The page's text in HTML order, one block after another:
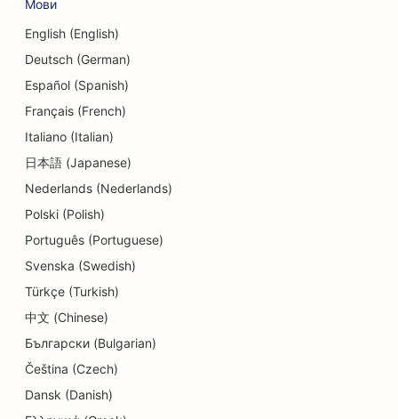
SEO для танцювальних студій
SEO для послуг дермабразії
SEO для делікатесів
SEO для стоматологічних клінік
SEO для магазинів деталей
SEO для ресторанів
SEO для кексових магазинів
за дітьми
SEO для магазинів пончиків
SEO для електриків
Мови
English (English)
Deutsch (German)
Español (Spanish)
Français (French)
Italiano (Italian)
日本語 (Japanese)
Nederlands (Nederlands)
Polski (Polish)
Português (Portuguese)
Svenska (Swedish)
Türkçe (Turkish)
中文 (Chinese)
Български (Bulgarian)
Čeština (Czech)
Dansk (Danish)